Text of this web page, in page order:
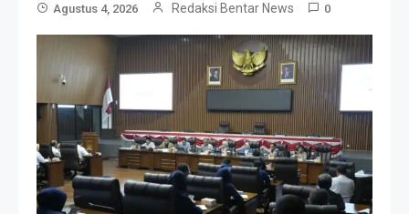
Agustus 4, 2026 Redaksi Bentar News 0